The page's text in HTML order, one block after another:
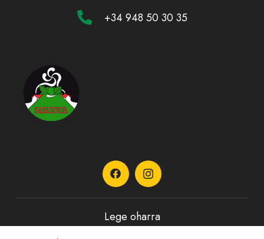
+34 948 50 30 35
Lege oharra